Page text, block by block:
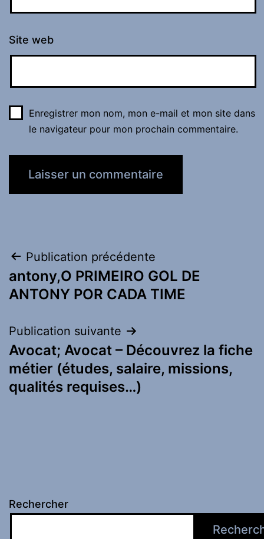
Site web
Enregistrer mon nom, mon e-mail et mon site dans
le navigateur pour mon prochain commentaire.
Navigation
de
Publication précédente
antony,O PRIMEIRO GOL DE
ANTONY POR CADA TIME
Publication suivante
Avocat; Avocat – Découvrez la fiche
métier (études, salaire, missions,
qualités requises…)
Rechercher